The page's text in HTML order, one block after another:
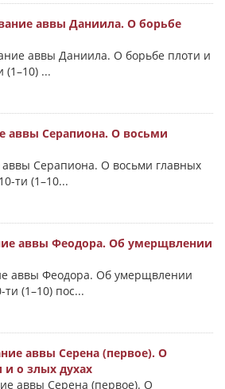
аввы Даниила. О борьбе
аввы Даниила. О борьбе плоти и
(1–10) ...
аввы Серапиона. О восьми
аввы Серапиона. О восьми главных
ти (1–10...
аввы Феодора. Об умерщвлении
аввы Феодора. Об умерщвлении
(1–10) пос...
аввы Серена (первое). О
и о злых духах
аввы Серена (первое). О